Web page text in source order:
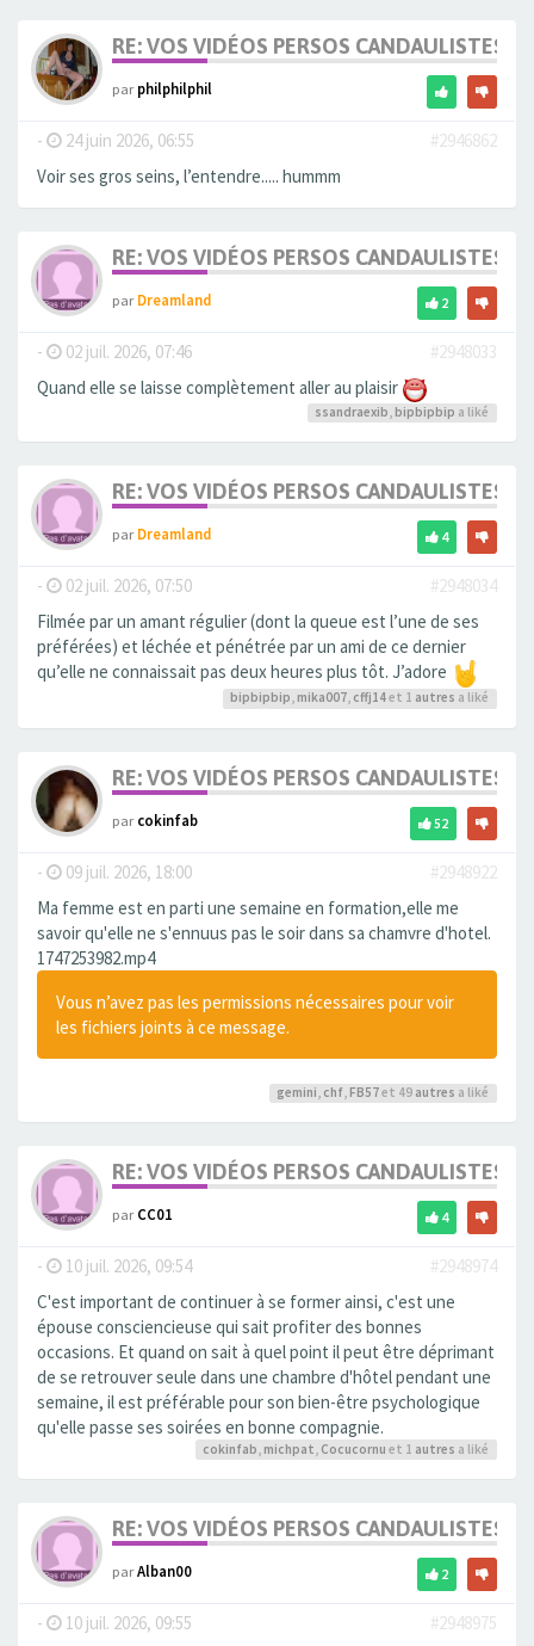
RE: VOS VIDÉOS PERSOS CANDAULISTES
parphilphilphil
- 24 juin 2026, 06:55
#2946862
Voir ses gros seins, l’entendre..... hummm
RE: VOS VIDÉOS PERSOS CANDAULISTES
parDreamland 2
- 02 juil. 2026, 07:46
#2948033
Quand elle se laisse complètement aller au plaisir
ssandraexib, bipbipbip a liké
RE: VOS VIDÉOS PERSOS CANDAULISTES
parDreamland 4
- 02 juil. 2026, 07:50
#2948034
Filmée par un amant régulier (dont la queue est l’une de ses
préférées) et léchée et pénétrée par un ami de ce dernier
qu’elle ne connaissait pas deux heures plus tôt. J’adore
bipbipbip, mika007, cffj14et 1 autres a liké
RE: VOS VIDÉOS PERSOS CANDAULISTES
parcokinfab 52
- 09 juil. 2026, 18:00
#2948922
Ma femme est en parti une semaine en formation,elle me
savoir qu'elle ne s'ennuus pas le soir dans sa chamvre d'hotel.
1747253982.mp4
Vous n’avez pas les permissions nécessaires pour voir
les fichiers joints à ce message.
gemini, chf, FB57et 49 autres a liké
RE: VOS VIDÉOS PERSOS CANDAULISTES
parCC01 4
- 10 juil. 2026, 09:54
#2948974
C'est important de continuer à se former ainsi, c'est une
épouse consciencieuse qui sait profiter des bonnes
occasions. Et quand on sait à quel point il peut être déprimant
de se retrouver seule dans une chambre d'hôtel pendant une
semaine, il est préférable pour son bien-être psychologique
qu'elle passe ses soirées en bonne compagnie.
cokinfab michpat Cocucornu et 1 autres a liké
RE: VOS VIDÉOS PERSOS CANDAULISTES
parAlban00 2
- 10 juil. 2026, 09:55
#2948975